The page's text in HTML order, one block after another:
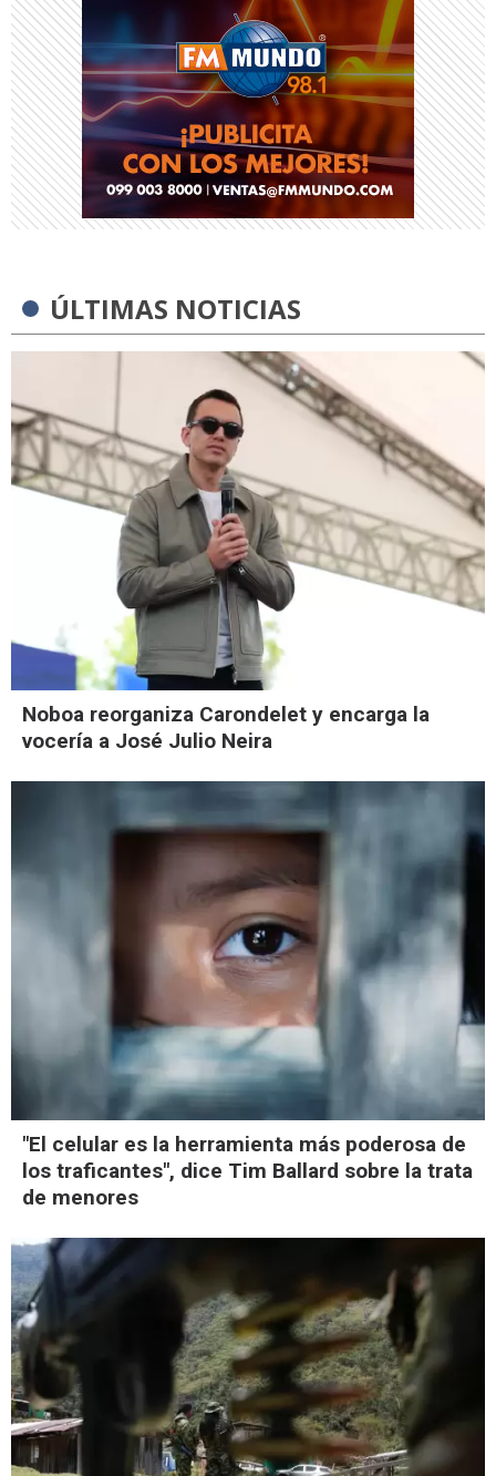
ÚLTIMAS NOTICIAS
Noboa reorganiza Carondelet y encarga la
vocería a José Julio Neira
"El celular es la herramienta más poderosa de
los traficantes", dice Tim Ballard sobre la trata
de menores